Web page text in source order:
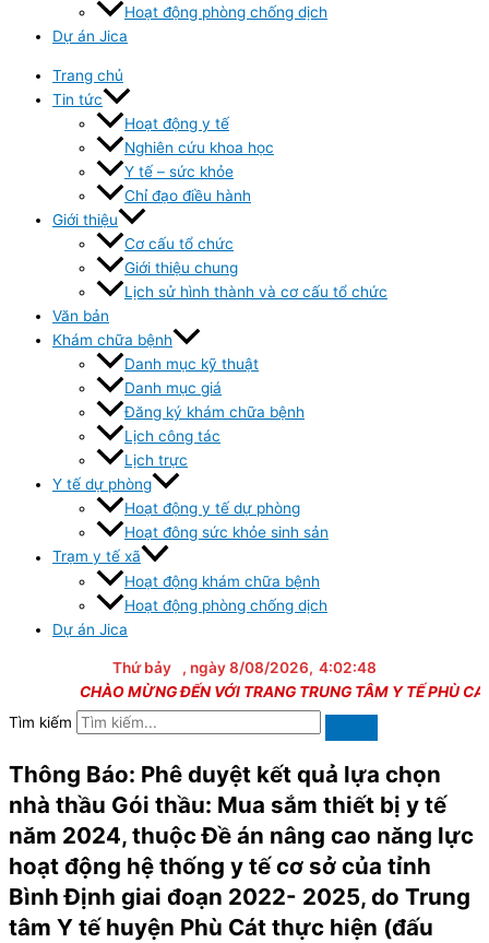
Hoạt động phòng chống dịch
Dự án Jica
Trang chủ
Tin tức
Hoạt động y tế
Nghiên cứu khoa học
Y tế – sức khỏe
Chỉ đạo điều hành
Giới thiệu
Cơ cấu tổ chức
Giới thiệu chung
Lịch sử hình thành và cơ cấu tổ chức
Văn bản
Khám chữa bệnh
Danh mục kỹ thuật
Danh mục giá
Đăng ký khám chữa bệnh
Lịch công tác
Lịch trực
Y tế dự phòng
Hoạt động y tế dự phòng
Hoạt đông sức khỏe sinh sản
Trạm y tế xã
Hoạt động khám chữa bệnh
Hoạt động phòng chống dịch
Dự án Jica
Thứ bảy , ngày 8/08/2026, 4:02:48
CHÀO MỪNG ĐẾN VỚI TRANG TRUNG TÂM Y TẾ PHÙ CÁT
Tìm kiếm
Thông Báo: Phê duyệt kết quả lựa chọn
nhà thầu Gói thầu: Mua sắm thiết bị y tế
năm 2024, thuộc Đề án nâng cao năng lực
hoạt động hệ thống y tế cơ sở của tỉnh
Bình Định giai đoạn 2022- 2025, do Trung
tâm Y tế huyện Phù Cát thực hiện (đấu